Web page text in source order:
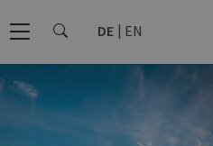
DE EN